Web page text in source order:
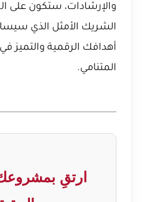
والإرشادات، ستكون على
الشريك الأمثل الذي
أهدافك الرقمية والتميز
المتنامي.
ارتقِ